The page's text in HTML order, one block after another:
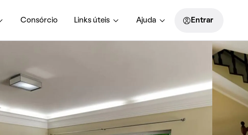
Consórcio Links úteis Ajuda Entrar